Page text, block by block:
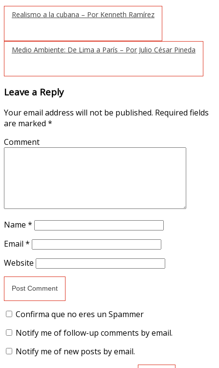
Realismo a la cubana – Por Kenneth Ramírez
Medio Ambiente: De Lima a París – Por Julio César Pineda
Leave a Reply
Your email address will not be published. Required fields
are marked *
Comment
Name *
Email *
Website
Confirma que no eres un Spammer
Notify me of follow-up comments by email.
Notify me of new posts by email.